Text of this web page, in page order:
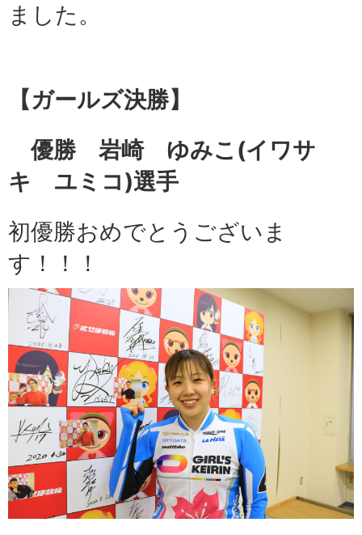
ました。
【ガールズ決勝】
優勝 岩崎 ゆみこ (イワサ
キ ユミコ)選手
初優勝おめでとうございま
す！！！